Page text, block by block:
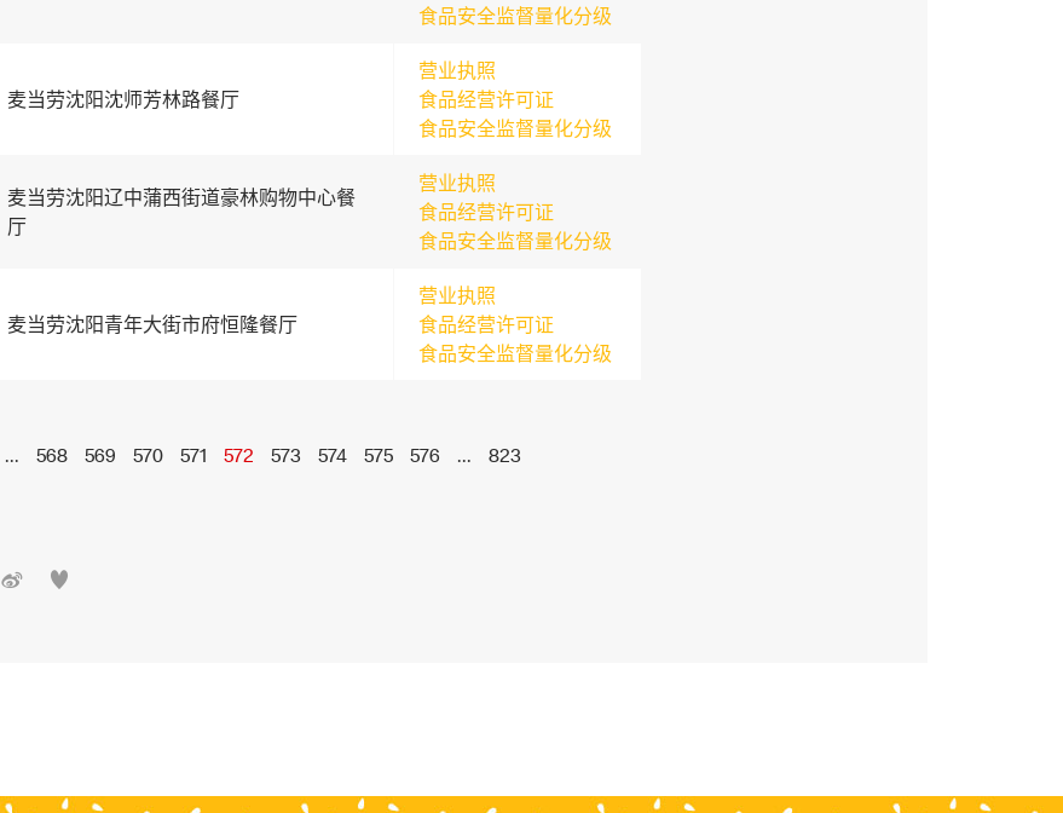
食品安全监督量化分级
麦当劳沈阳沈师芳林路餐厅
营业执照
食品经营许可证
食品安全监督量化分级
麦当劳沈阳辽中蒲西街道豪林购物中心餐
厅
营业执照
食品经营许可证
食品安全监督量化分级
麦当劳沈阳青年大街市府恒隆餐厅
营业执照
食品经营许可证
食品安全监督量化分级
... 568 569 570 571 572 573 574 575 576 ... 823
 